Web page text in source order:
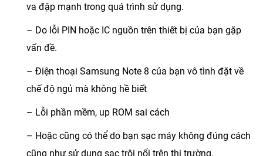
va đập mạnh trong quá trình sử dụng.
– Do lỗi PIN hoặc IC nguồn trên thiết bị của bạn gặp
vấn đề.
– Điện thoại Samsung Note 8 của bạn vô tình đặt về
chế độ ngủ mà không hề biết
– Lỗi phần mềm, up ROM sai cách
– Hoặc cũng có thể do bạn sạc máy không đúng cách
cũng như sử dụng sạc trôi nổi trên thị trường.